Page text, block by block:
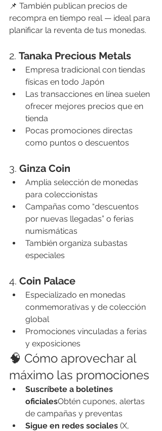
📌 También publican precios de
recompra en tiempo real — ideal para
planificar la reventa de tus monedas.
2. Tanaka Precious Metals
Empresa tradicional con tiendas
físicas en todo Japón
Las transacciones en línea suelen
ofrecer mejores precios que en
tienda
Pocas promociones directas
como puntos o descuentos
3. Ginza Coin
Amplia selección de monedas
para coleccionistas
Campañas como “descuentos
por nuevas llegadas” o ferias
numismáticas
También organiza subastas
especiales
4. Coin Palace
Especializado en monedas
conmemorativas y de colección
global
Promociones vinculadas a ferias
y exposiciones
🧠 Cómo aprovechar al
máximo las promociones
Suscríbete a boletines
oficialesObtén cupones, alertas
de campañas y preventas
Sigue en redes sociales (X,